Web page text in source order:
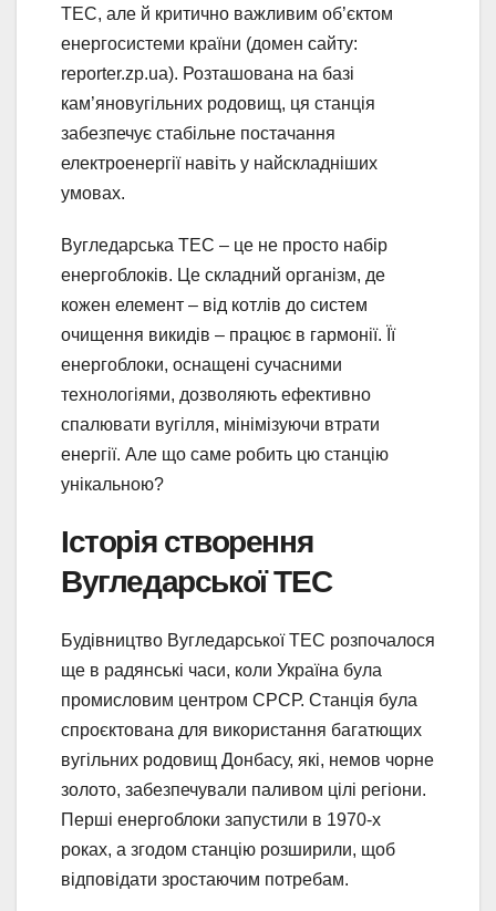
ТЕС, але й критично важливим об’єктом
енергосистеми країни (домен сайту:
reporter.zp.ua). Розташована на базі
кам’яновугільних родовищ, ця станція
забезпечує стабільне постачання
електроенергії навіть у найскладніших
умовах.
Вугледарська ТЕС – це не просто набір
енергоблоків. Це складний організм, де
кожен елемент – від котлів до систем
очищення викидів – працює в гармонії. Її
енергоблоки, оснащені сучасними
технологіями, дозволяють ефективно
спалювати вугілля, мінімізуючи втрати
енергії. Але що саме робить цю станцію
унікальною?
Історія створення
Вугледарської ТЕС
Будівництво Вугледарської ТЕС розпочалося
ще в радянські часи, коли Україна була
промисловим центром СРСР. Станція була
спроєктована для використання багатющих
вугільних родовищ Донбасу, які, немов чорне
золото, забезпечували паливом цілі регіони.
Перші енергоблоки запустили в 1970-х
роках, а згодом станцію розширили, щоб
відповідати зростаючим потребам.